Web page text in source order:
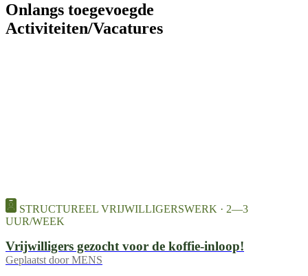
Onlangs toegevoegde
Activiteiten/Vacatures
STRUCTUREEL VRIJWILLIGERSWERK · 2—3
UUR/WEEK
Vrijwilligers gezocht voor de koffie-inloop!
Geplaatst door MENS